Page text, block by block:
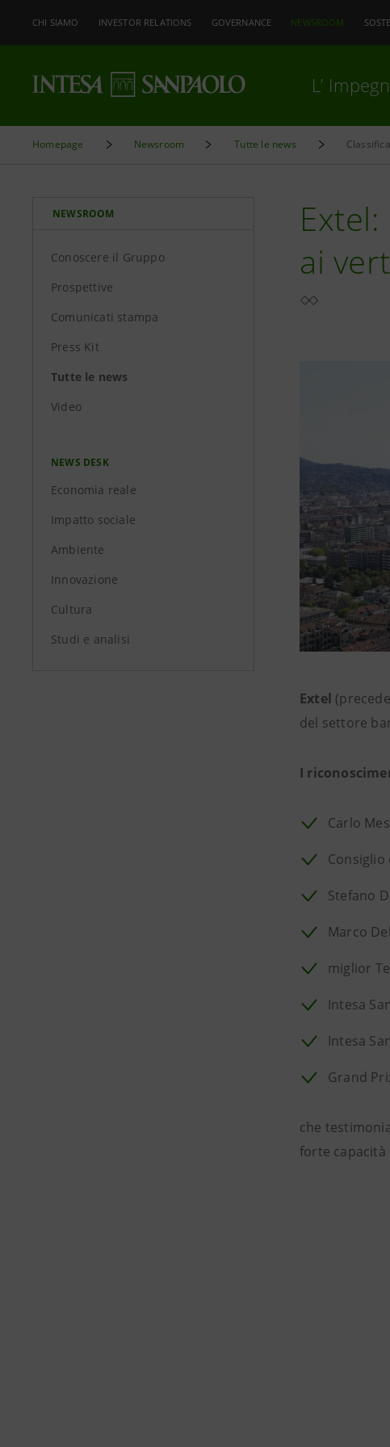
CHI SIAMO INVESTOR RELATIONS GOVERNANCE NEWSROOM
L’
Homepage Newsroom Tutte le news
NEWSROOM
Conoscere il Gruppo
Prospettive
Comunicati stampa
Press Kit
Tutte le news
Video
NEWS DESK
Economia reale
Impatto sociale
Ambiente
Innovazione
Cultura
Studi e analisi
ai
Extel
del settore
I
Carlo
Stefano
Marco
miglior
Intesa
Intesa
Grand
che
forte capacità